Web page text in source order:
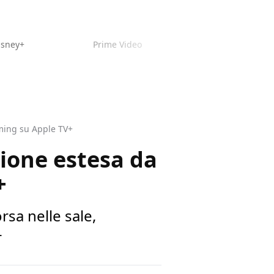
Prime Video
su Apple TV+
estesa da
nelle sale,